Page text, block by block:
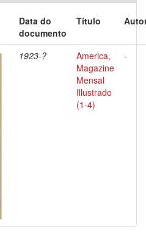
Data do
documento
Título
1923-?
America,
Magazine
Mensal
Illustrado
(1-4)
-